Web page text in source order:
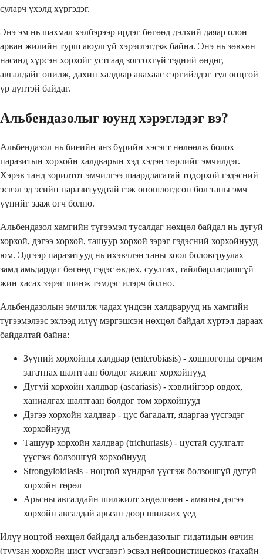
суларч үхэлд хүргэдэг.
Энэ эм нь шахмал хэлбэрээр ирдэг бөгөөд дэлхий даяар олон
арван жилийн турш аюулгүй хэрэглэгдэж байна. Энэ нь зөвхөн
насанд хүрсэн хорхойг устгаад зогсохгүй тэдний өндөг,
авгалдайг онилж, дахин халдвар авахаас сэргийлдэг тул онцгой
үр дүнтэй байдаг.
Альбендазолыг юунд хэрэглэдэг вэ?
Альбендазол нь биеийн янз бүрийн хэсэгт нөлөөлж болох
паразитын хорхойн халдварын хэд хэдэн төрлийг эмчилдэг.
Хэрэв танд зорилтот эмчилгээ шаардлагатай тодорхой гэдэсний
эсвэл эд эсийн паразитуудтай гэж оношлогдсон бол таны эмч
үүнийг зааж өгч болно.
Альбендазол хамгийн түгээмэл тусалдаг нөхцөл байдал нь дугуй
хорхой, дэгээ хорхой, ташуур хорхой зэрэг гэдэсний хорхойнууд
юм. Эдгээр паразитууд нь ихэвчлэн таны хоол боловсруулах
замд амьдардаг бөгөөд гэдэс өвдөх, суулгах, тайлбарлагдашгүй
жин хасах зэрэг шинж тэмдэг илэрч болно.
Альбендазолын эмчилж чадах үндсэн халдварууд нь хамгийн
түгээмэлээс эхлээд илүү мэргэшсэн нөхцөл байдал хүртэл дараах
байдалтай байна:
Зүүний хорхойны халдвар (enterobiasis) - хошногоны орчим
загатнах шалтгаан болдог жижиг хорхойнууд
Дугуй хорхойн халдвар (ascariasis) - хэвлийгээр өвдөх,
ханиалгах шалтгаан болдог том хорхойнууд
Дэгээ хорхойн халдвар - цус багадалт, ядаргаа үүсгэдэг
хорхойнууд
Ташуур хорхойн халдвар (trichuriasis) - цустай суулгалт
үүсгэж болзошгүй хорхойнууд
Strongyloidiasis - ноцтой хүндрэл үүсгэж болзошгүй дугуй
хорхойн төрөл
Арьсны авгалдайн шилжилт хөдөлгөөн - амьтны дэгээ
хорхойн авгалдай арьсан доор шилжих үед
Илүү ноцтой нөхцөл байдалд альбендазолыг гидатидын өвчин
(туузан хорхойн цист үүсгэдэг) эсвэл нейроцистицеркоз (гахайн